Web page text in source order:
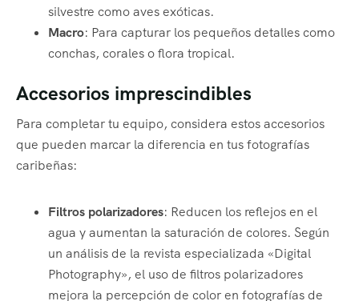
silvestre como aves exóticas.
Macro: Para capturar los pequeños detalles como
conchas, corales o flora tropical.
Accesorios imprescindibles
Para completar tu equipo, considera estos accesorios
que pueden marcar la diferencia en tus fotografías
caribeñas:
Filtros polarizadores: Reducen los reflejos en el
agua y aumentan la saturación de colores. Según
un análisis de la revista especializada «Digital
Photography», el uso de filtros polarizadores
mejora la percepción de color en fotografías de